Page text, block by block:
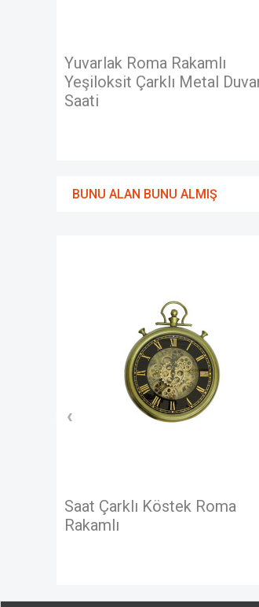
Rakamlı
Metal Duvar
Yuvarlak
Rakamlı
BUNU ALAN BUNU ALMIŞ
Köstek Roma
Saat